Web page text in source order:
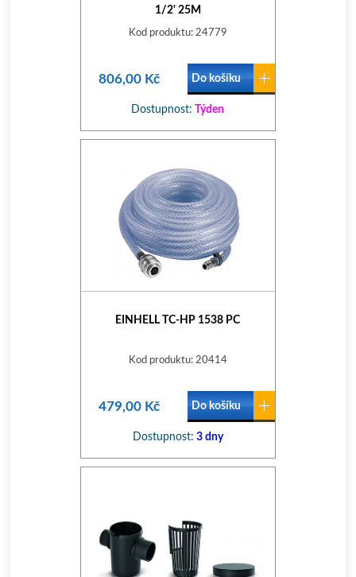
1/2' 25M
Kod produktu: 24779
806,00 Kč Do košíku
Dostupnost: Týden
EINHELL TC-HP 1538 PC
Kod produktu: 20414
479,00 Kč Do košíku
Dostupnost: 3 dny